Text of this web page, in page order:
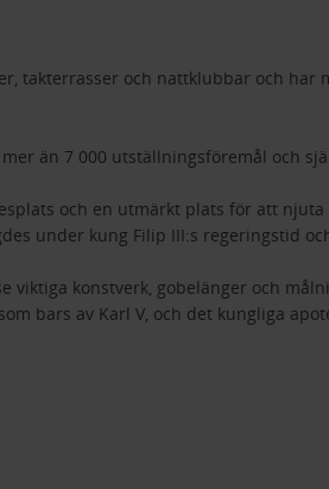
takterrasser och nattklubbar och har
än 7 000 utställningsföremål och
och en utmärkt plats för att
under kung Filip III:s regeringstid
konstverk, gobelänger och
bars av Karl V, och det kungliga